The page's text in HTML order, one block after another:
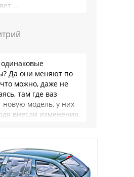
…
Да они меняют по
можно, даже не
там где ваз
новую модель, у них
внесли изменения.